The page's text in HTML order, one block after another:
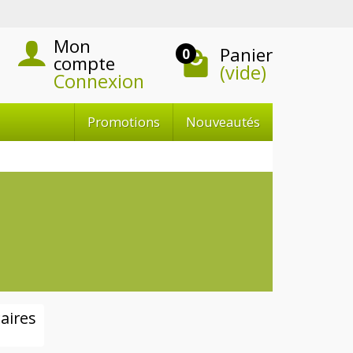
Mon
compte
Connexion
0 Panier
(vide)
Promotions Nouveautés